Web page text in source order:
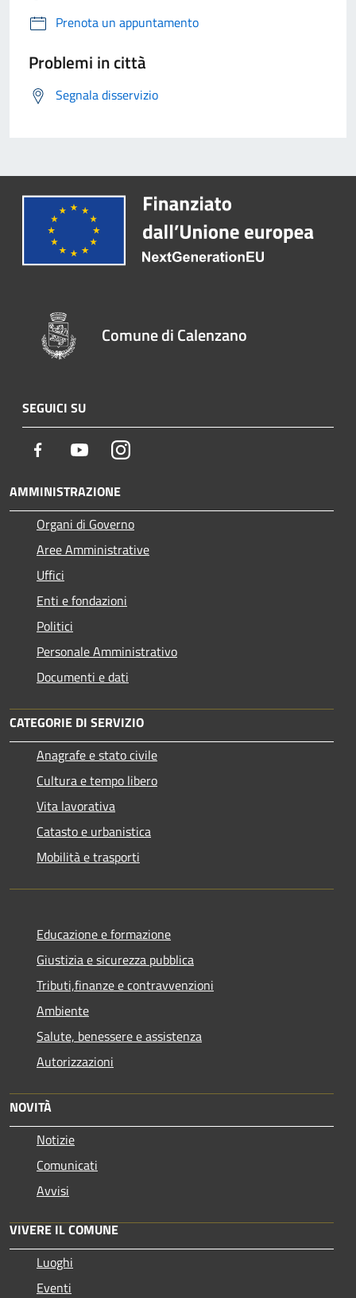
Prenota un appuntamento
Problemi in città
Segnala disservizio
Comune di Calenzano
SEGUICI SU
Facebook YoutubeInstagram
AMMINISTRAZIONE
Organi di Governo
Aree Amministrative
Uffici
Enti e fondazioni
Politici
Personale Amministrativo
Documenti e dati
CATEGORIE DI SERVIZIO
Anagrafe e stato civile
Cultura e tempo libero
Vita lavorativa
Catasto e urbanistica
Mobilità e trasporti
Educazione e formazione
Giustizia e sicurezza pubblica
Tributi,finanze e contravvenzioni
Ambiente
Salute, benessere e assistenza
Autorizzazioni
NOVITÀ
Notizie
Comunicati
Avvisi
VIVERE IL COMUNE
Luoghi
Eventi